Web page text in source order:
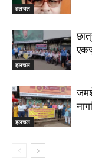
हलचल
हलचल
हलचल